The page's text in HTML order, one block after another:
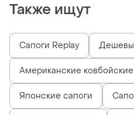
Также ищут
Сапоги Replay
Американские
Японские сапоги